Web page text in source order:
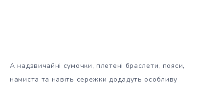
А надзвичайні сумочки, плетені браслети, пояси,
намиста та навіть сережки додадуть особливу